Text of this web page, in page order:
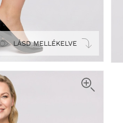
LÁSD MELLÉKELVE